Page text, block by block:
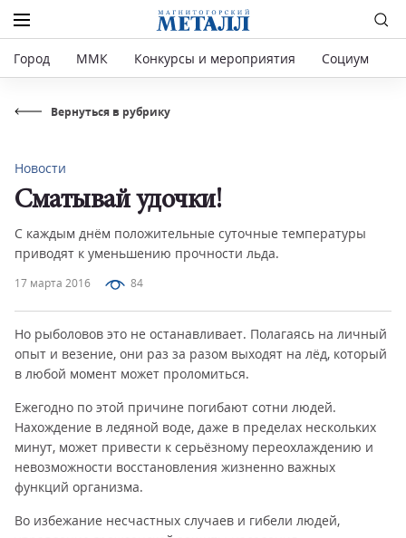
Город ММК Конкурсы и мероприятия Социум
Вернуться в рубрику
17 марта 2016 84
Новости
Сматывай удочки!
С каждым днём положительные суточные температуры
приводят к уменьшению прочности льда.
Но рыболовов это не останавливает. Полагаясь на личный
опыт и везение, они раз за разом выходят на лёд, который
в любой момент может проломиться.
Ежегодно по этой причине погибают сотни людей.
Нахождение в ледяной воде, даже в пределах нескольких
минут, может привести к серьёзному переохлаждению и
невозможности восстановления жизненно важных
функций организма.
Во избежание несчастных случаев и гибели людей,